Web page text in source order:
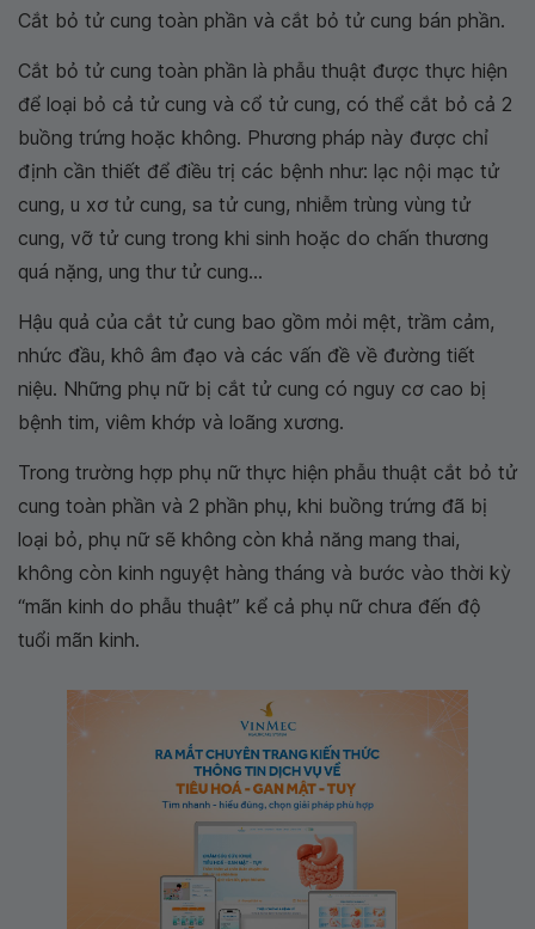
Cắt bỏ tử cung toàn phần và cắt bỏ tử cung bán phần.
Cắt bỏ tử cung toàn phần là phẫu thuật được thực hiện
để loại bỏ cả tử cung và cổ tử cung, có thể cắt bỏ cả 2
buồng trứng hoặc không. Phương pháp này được chỉ
định cần thiết để điều trị các bệnh như: lạc nội mạc tử
cung, u xơ tử cung, sa tử cung, nhiễm trùng vùng tử
cung, vỡ tử cung trong khi sinh hoặc do chấn thương
quá nặng, ung thư tử cung...
Hậu quả của cắt tử cung bao gồm mỏi mệt, trầm cảm,
nhức đầu, khô âm đạo và các vấn đề về đường tiết
niệu. Những phụ nữ bị cắt tử cung có nguy cơ cao bị
bệnh tim, viêm khớp và loãng xương.
Trong trường hợp phụ nữ thực hiện phẫu thuật cắt bỏ tử
cung toàn phần và 2 phần phụ, khi buồng trứng đã bị
loại bỏ, phụ nữ sẽ không còn khả năng mang thai,
không còn kinh nguyệt hàng tháng và bước vào thời kỳ
“mãn kinh do phẫu thuật” kể cả phụ nữ chưa đến độ
tuổi mãn kinh.